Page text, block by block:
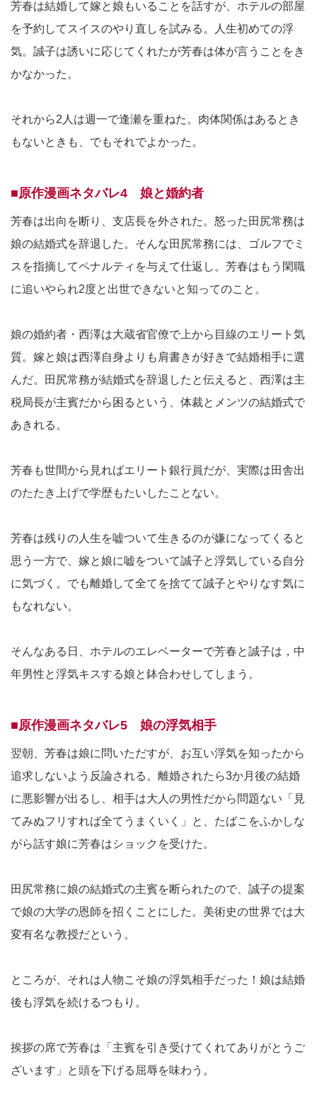
芳春は結婚して嫁と娘もいることを話すが、ホテルの部屋
を予約してスイスのやり直しを試みる。人生初めての浮
気。誠子は誘いに応じてくれたが芳春は体が言うことをき
かなかった。
それから2人は週一で逢瀬を重ねた。肉体関係はあるとき
もないときも、でもそれでよかった。
■原作漫画ネタバレ4 娘と婚約者
芳春は出向を断り、支店長を外された。怒った田尻常務は
娘の結婚式を辞退した。そんな田尻常務には、ゴルフでミ
スを指摘してペナルティを与えて仕返し。芳春はもう閑職
に追いやられ2度と出世できないと知ってのこと。
娘の婚約者・西澤は大蔵省官僚で上から目線のエリート気
質。嫁と娘は西澤自身よりも肩書きが好きで結婚相手に選
んだ。田尻常務が結婚式を辞退したと伝えると、西澤は主
税局長が主賓だから困るという、体裁とメンツの結婚式で
あきれる。
芳春も世間から見ればエリート銀行員だが、実際は田舎出
のたたき上げで学歴もたいしたことない。
芳春は残りの人生を嘘ついて生きるのが嫌になってくると
思う一方で、嫁と娘に嘘をついて誠子と浮気している自分
に気づく。でも離婚して全てを捨てて誠子とやりなす気に
もなれない。
そんなある日、ホテルのエレベーターで芳春と誠子は，中
年男性と浮気キスする娘と鉢合わせしてしまう。
■原作漫画ネタバレ5 娘の浮気相手
翌朝、芳春は娘に問いただすが、お互い浮気を知ったから
追求しないよう反論される。離婚されたら3か月後の結婚
に悪影響が出るし、相手は大人の男性だから問題ない「見
てみぬフリすれば全てうまくいく」と、たばこをふかしな
がら話す娘に芳春はショックを受けた。
田尻常務に娘の結婚式の主賓を断られたので、誠子の提案
で娘の大学の恩師を招くことにした。美術史の世界では大
変有名な教授だという。
ところが、それは人物こそ娘の浮気相手だった！娘は結婚
後も浮気を続けるつもり。
挨拶の席で芳春は「主賓を引き受けてくれてありがとうご
ざいます」と頭を下げる屈辱を味わう。